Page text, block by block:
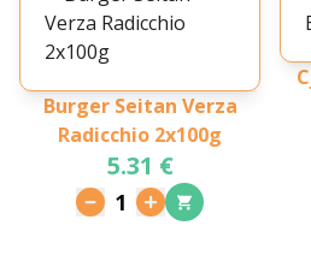
Burger Seitan Verza
Radicchio 2x100g
5.31 €
1